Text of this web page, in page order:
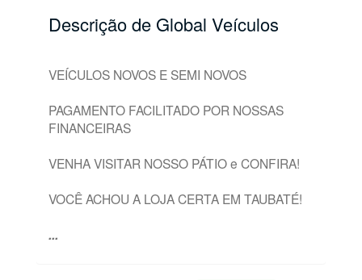
Descrição de Global Veículos
VEÍCULOS NOVOS E SEMI NOVOS
PAGAMENTO FACILITADO POR NOSSAS
FINANCEIRAS
VENHA VISITAR NOSSO PÁTIO e CONFIRA!
VOCÊ ACHOU A LOJA CERTA EM TAUBATÉ!
...